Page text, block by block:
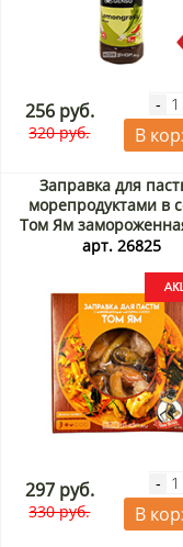
256 руб.
320 руб.
-
В
Заправка для
морепродуктами в
Том Ям
Kreveton, 200 г
арт. 26825
297 руб.
330 руб.
-
В